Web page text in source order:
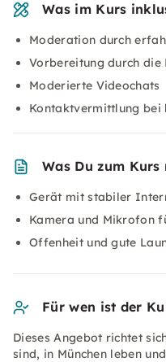
Was im Kurs
Moderation durch
Vorbereitung durch die
Moderierte Videochats
Kontaktvermittlung bei
Was Du zum
Gerät mit stabiler
Kamera und Mikrofon
Offenheit und gute
Für wen ist der
Dieses Angebot richtet
sind, in München leben